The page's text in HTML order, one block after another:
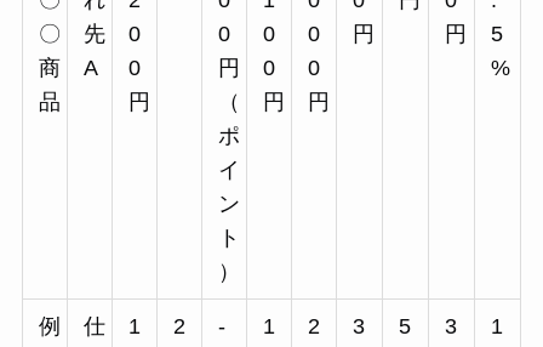
〇
商
品
先
A
0
0
円
0
円
（
ポ
イ
ン
ト
）
0
0
円
0
0
円
円
円
5
%
例
仕
1
2
-
1
2
3
5
3
1